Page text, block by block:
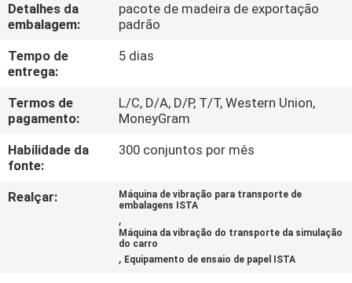
CONTACTE-
NOS
PEÇA
UMAS
CITAÇÕES
MAPA
Detalhes da
embalagem:
pacote de madeira de exportação
padrão
Tempo de
entrega:
5 dias
Termos de
pagamento:
L/C, D/A, D/P, T/T, Western Union,
MoneyGram
Habilidade da
fonte:
300 conjuntos por mês
Realçar:
Máquina de vibração para transporte de
embalagens ISTA
,
Máquina da vibração do transporte da simulação
do carro
, Equipamento de ensaio de papel ISTA